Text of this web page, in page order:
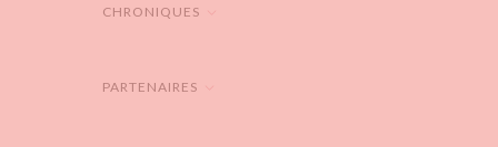
CHRONIQUES
PARTENAIRES